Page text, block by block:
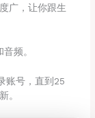
广，让你跟生
频。
账号，直到25
。